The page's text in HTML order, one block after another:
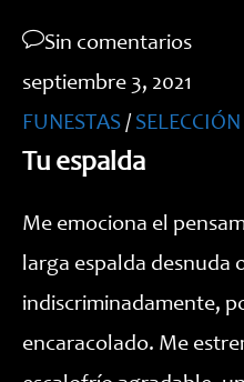
Sin comentarios
septiembre 3, 2021
FUNESTAS / SELECCIÓN
Tu espalda
Me emociona el
larga espalda desnuda
indiscriminadamente,
encaracolado. Me